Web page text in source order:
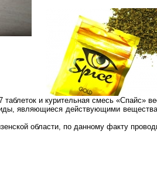
и курительная смесь «Спайс»
являющиеся действующими
области, по данному факту